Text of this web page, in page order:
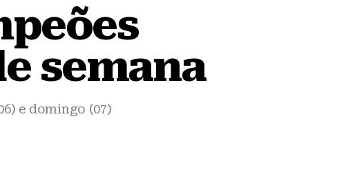
semana
e domingo (07)